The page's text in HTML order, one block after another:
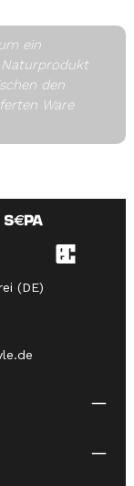
ein
Naturprodukt
den
Ware
(DE)